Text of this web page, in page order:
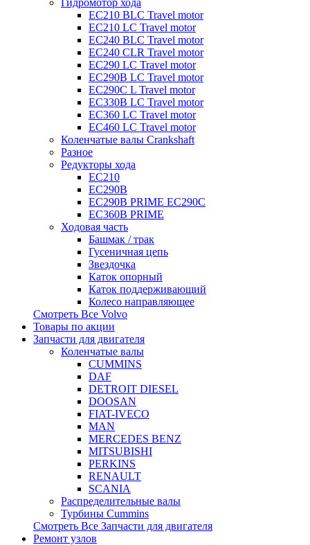
EC210 BLC Travel motor
EC210 LC Travel motor
EC240 BLC Travel motor
EC240 CLR Travel motor
EC290 LC Travel motor
EC290B LC Travel motor
EC290C L Travel motor
EC330B LC Travel motor
EC360 LC Travel motor
EC460 LC Travel motor
Коленчатые валы Crankshaft
Разное
Редукторы хода
EC210
EC290B
EC290B PRIME EC290C
EC360B PRIME
Ходовая часть
Башмак / трак
Гусеничная цепь
Звездочка
Каток опорный
Каток поддерживающий
Колесо направляющее
Смотреть Все Volvo
Товары по акции
Запчасти для двигателя
Коленчатые валы
CUMMINS
DAF
DETROIT DIESEL
DOOSAN
FIAT-IVECO
MAN
MERCEDES BENZ
MITSUBISHI
PERKINS
RENAULT
SCANIA
Распределительные валы
Турбины Cummins
Смотреть Все Запчасти для двигателя
Ремонт узлов